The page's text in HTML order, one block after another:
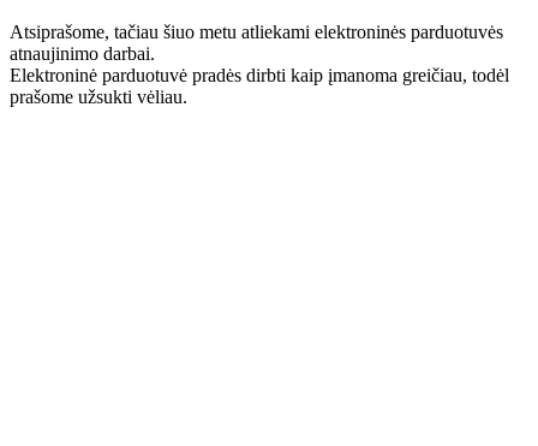
Atsiprašome, tačiau šiuo metu atliekami elektroninės parduotuvės
atnaujinimo darbai.
Elektroninė parduotuvė pradės dirbti kaip įmanoma greičiau, todėl
prašome užsukti vėliau.